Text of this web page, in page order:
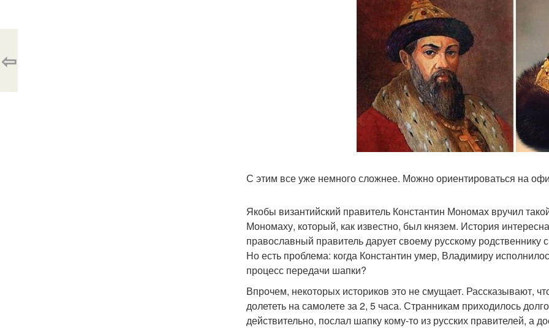
С этим все уже немного сложнее. Можно ориентироваться на
Якобы византийский правитель Константин Мономах вручил
Мономаху, который, как известно, был князем. История
православный правитель дарует своему русскому родственнику
Но есть проблема: когда Константин умер, Владимиру
процесс передачи шапки?
Впрочем, некоторых историков это не смущает. Рассказывают,
долететь на самолете за 2, 5 часа. Странникам приходилось
действительно, послал шапку кому-то из русских правителей, а
⇦